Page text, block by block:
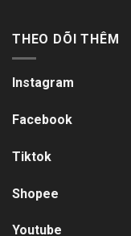
THEO DÕI THÊM
Instagram
Facebook
Tiktok
Shopee
Youtube